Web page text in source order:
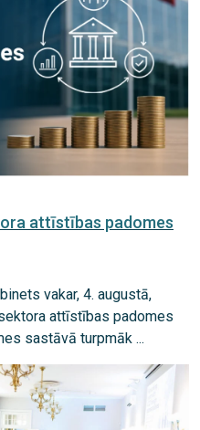
attīstības padomes
vakar, 4. augustā,
attīstības padomes
sastāvā turpmāk ...